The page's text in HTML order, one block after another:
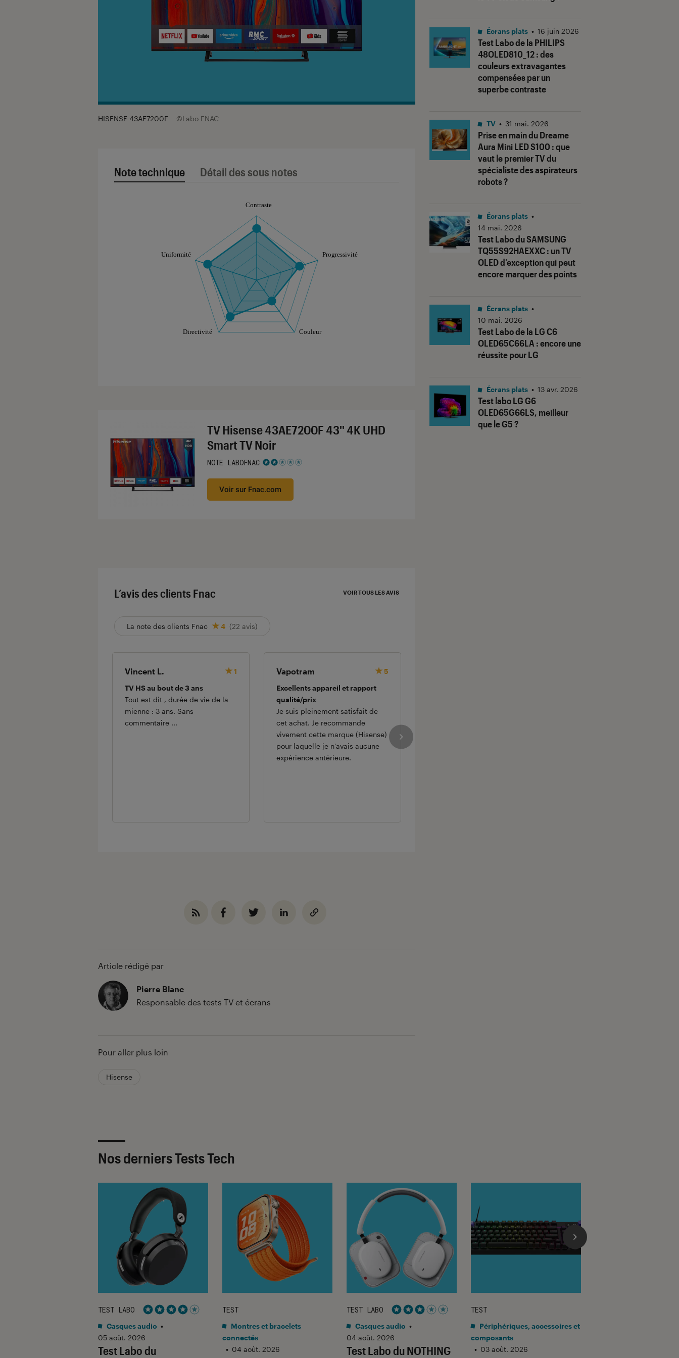
HISENSE 43AE7200F ©Labo FNAC
Note technique Détail des sous notes
Les notes de ce graphique sont à retrouver dans l'onglet "Détail des sous notes"
TV Hisense 43AE7200F 43'' 4K UHD
Smart TV Noir
NOTE LABOFNAC
Noté 2 étoiles sur 5
Voir sur Fnac.com
L’avis des clients Fnac VOIR TOUS LES AVIS
La note des clients Fnac 4 (22 avis)
Vincent L.
1
TV HS au bout de 3 ans
Tout est dit , durée de vie de la
mienne : 3 ans. Sans
commentaire ...
Vapotram
5
Excellents appareil et rapport
qualité/prix
Je suis pleinement satisfait de
cet achat. Je recommande
vivement cette marque (Hisense)
pour laquelle je n'avais aucune
expérience antérieure.
Article rédigé par
Pierre Blanc
Responsable des tests TV et écrans
Pour aller plus loin
Hisense
Test Labo de la PHILIPS
48OLED810_12 : des
couleurs extravagantes
compensées par un
superbe contraste
Écrans plats • 16 juin 2026
Prise en main du Dreame
Aura Mini LED S100 : que
vaut le premier TV du
spécialiste des aspirateurs
robots ?
TV • 31 mai. 2026
Test Labo du SAMSUNG
TQ55S92HAEXXC : un TV
OLED d’exception qui peut
encore marquer des points
Écrans plats •
14 mai. 2026
Test Labo de la LG C6
OLED65C66LA : encore une
réussite pour LG
Écrans plats •
10 mai. 2026
Test labo LG G6
OLED65G66LS, meilleur
que le G5 ?
Écrans plats • 13 avr. 2026
Nos derniers Tests Tech
Test Labo du
TEST LABO
Noté 4 étoiles sur 5
Casques audio •
05 août. 2026
TEST
Montres et bracelets
connectés
• 04 août. 2026
Test Labo du NOTHING
TEST LABO
Noté 3 étoiles sur 5
Casques audio •
04 août. 2026
TEST
Périphériques, accessoires et
composants
• 03 août. 2026